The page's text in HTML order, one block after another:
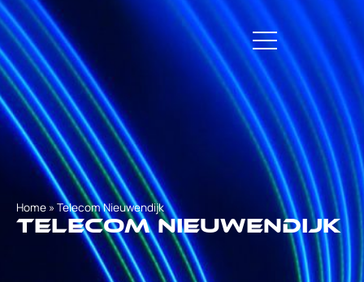
Home » Telecom Nieuwendijk
Telecom Nieuwendijk